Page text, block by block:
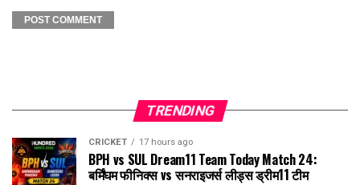
TRENDING
CRICKET 17 hours ago
BPH vs SUL Dream11 Team Today Match 24:
बर्मिंघम फीनिक्स vs सनराइजर्स लीड्स ड्रीम11 टीम